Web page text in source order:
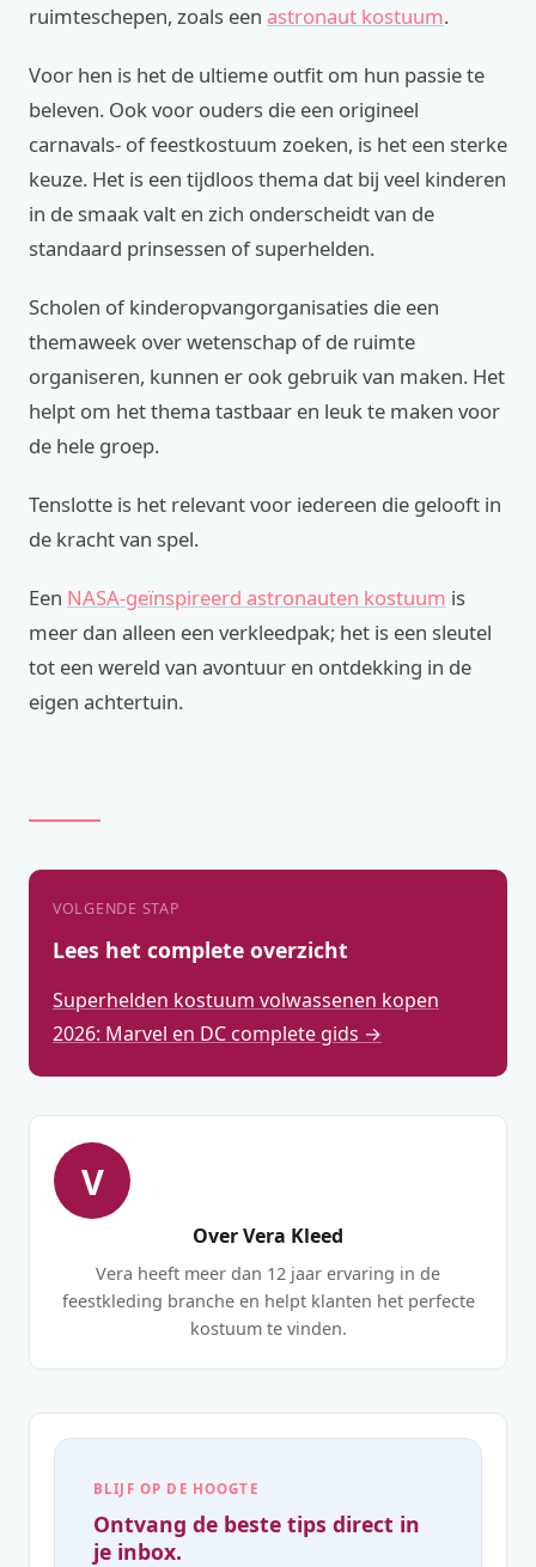
ruimteschepen, zoals een astronaut kostuum.
Voor hen is het de ultieme outfit om hun passie te
beleven. Ook voor ouders die een origineel
carnavals- of feestkostuum zoeken, is het een sterke
keuze. Het is een tijdloos thema dat bij veel kinderen
in de smaak valt en zich onderscheidt van de
standaard prinsessen of superhelden.
Scholen of kinderopvangorganisaties die een
themaweek over wetenschap of de ruimte
organiseren, kunnen er ook gebruik van maken. Het
helpt om het thema tastbaar en leuk te maken voor
de hele groep.
Tenslotte is het relevant voor iedereen die gelooft in
de kracht van spel.
Een NASA-geïnspireerd astronauten kostuum is
meer dan alleen een verkleedpak; het is een sleutel
tot een wereld van avontuur en ontdekking in de
eigen achtertuin.
VOLGENDE STAP
Lees het complete overzicht
Superhelden kostuum volwassenen kopen
2026: Marvel en DC complete gids →
V
Over Vera Kleed
Vera heeft meer dan 12 jaar ervaring in de
feestkleding branche en helpt klanten het perfecte
kostuum te vinden.
BLIJF OP DE HOOGTE
Ontvang de beste tips direct in
je inbox.